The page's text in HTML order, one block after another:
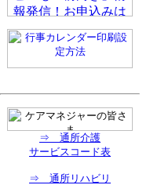
⇒ 通所介護
サービスコード表
⇒ 通所リハビリ